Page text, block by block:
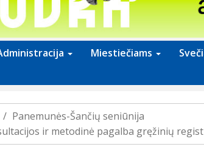
Miestiečiams
Panemunės-Šančių seniūnija
ir metodinė pagalba gręžinių